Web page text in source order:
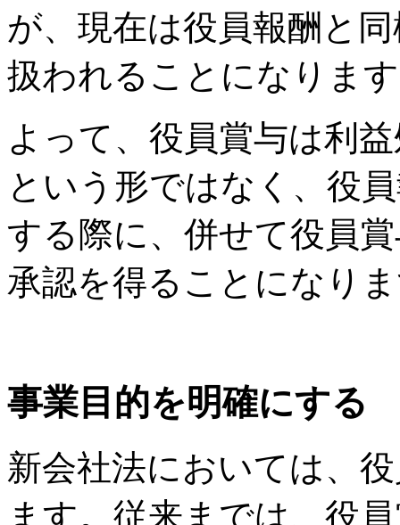
が、現在は役員報酬と
扱われることになりま
よって、役員賞与は利
という形ではなく、役
する際に、併せて役員
承認を得ることになり
事業目的を明確にする
新会社法においては、
ます。従来までは、役